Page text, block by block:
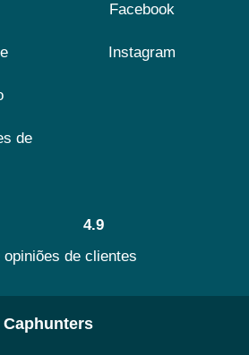
de
Facebook
Instagram
4.9
opiniões de clientes
Caphunters